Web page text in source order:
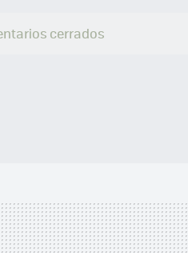
cerrados